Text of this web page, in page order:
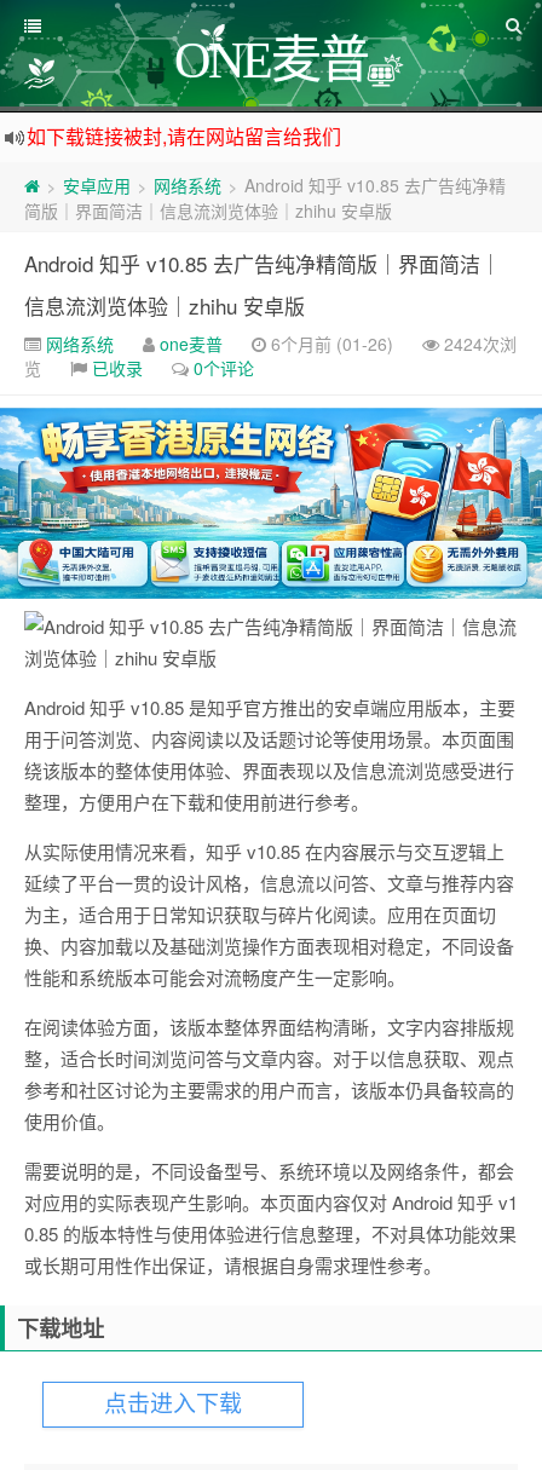
ONE麦普
如下载链接被封,请在网站留言给我们
公众号底部的广告免费点一点,支持一下哈
> 安卓应用 > 网络系统 > Android 知乎 v10.85 去广告纯净精
简版｜界面简洁｜信息流浏览体验｜zhihu 安卓版
Android 知乎 v10.85 去广告纯净精简版｜界面简洁｜
信息流浏览体验｜zhihu 安卓版
网络系统 one麦普 6个月前 (01-26)
2424次浏
览
已收录 0个评论
Android 知乎 v10.85 是知乎官方推出的安卓端应用版本，主要
用于问答浏览、内容阅读以及话题讨论等使用场景。本页面围
绕该版本的整体使用体验、界面表现以及信息流浏览感受进行
整理，方便用户在下载和使用前进行参考。
从实际使用情况来看，知乎 v10.85 在内容展示与交互逻辑上
延续了平台一贯的设计风格，信息流以问答、文章与推荐内容
为主，适合用于日常知识获取与碎片化阅读。应用在页面切
换、内容加载以及基础浏览操作方面表现相对稳定，不同设备
性能和系统版本可能会对流畅度产生一定影响。
在阅读体验方面，该版本整体界面结构清晰，文字内容排版规
整，适合长时间浏览问答与文章内容。对于以信息获取、观点
参考和社区讨论为主要需求的用户而言，该版本仍具备较高的
使用价值。
需要说明的是，不同设备型号、系统环境以及网络条件，都会
对应用的实际表现产生影响。本页面内容仅对 Android 知乎 v1
0.85 的版本特性与使用体验进行信息整理，不对具体功能效果
或长期可用性作出保证，请根据自身需求理性参考。
下载地址
点击进入下载